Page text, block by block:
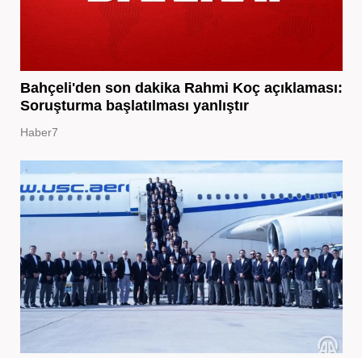
Bahçeli'den son dakika Rahmi Koç açıklaması:
Soruşturma başlatılması yanlıştır
Haber7